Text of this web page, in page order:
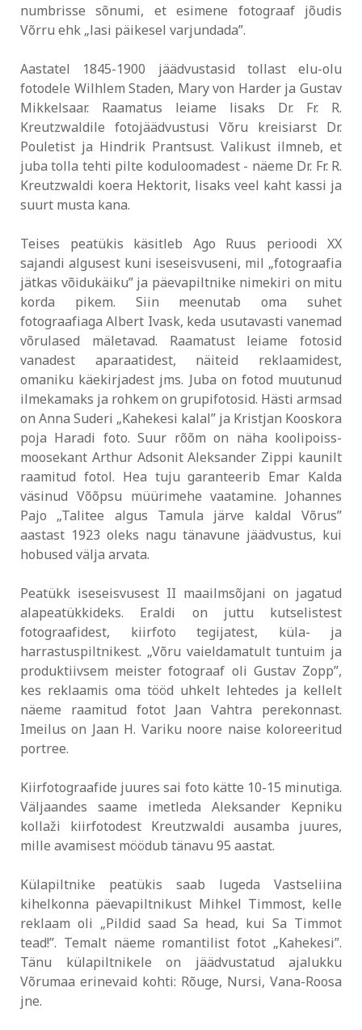
numbrisse sõnumi, et esimene fotograaf jõudis
Võrru ehk „lasi päikesel varjundada”.
Aastatel 1845-1900 jäädvustasid tollast elu-olu
fotodele Wilhlem Staden, Mary von Harder ja Gustav
Mikkelsaar. Raamatus leiame lisaks Dr. Fr. R.
Kreutzwaldile fotojäädvustusi Võru kreisiarst Dr.
Pouletist ja Hindrik Prantsust. Valikust ilmneb, et
juba tolla tehti pilte koduloomadest - näeme Dr. Fr. R.
Kreutzwaldi koera Hektorit, lisaks veel kaht kassi ja
suurt musta kana.
Teises peatükis käsitleb Ago Ruus perioodi XX
sajandi algusest kuni iseseisvuseni, mil „fotograafia
jätkas võidukäiku” ja päevapiltnike nimekiri on mitu
korda pikem. Siin meenutab oma suhet
fotograafiaga Albert Ivask, keda usutavasti vanemad
võrulased mäletavad. Raamatust leiame fotosid
vanadest aparaatidest, näiteid reklaamidest,
omaniku käekirjadest jms. Juba on fotod muutunud
ilmekamaks ja rohkem on grupifotosid. Hästi armsad
on Anna Suderi „Kahekesi kalal” ja Kristjan Kooskora
poja Haradi foto. Suur rõõm on näha koolipoiss-
moosekant Arthur Adsonit Aleksander Zippi kaunilt
raamitud fotol. Hea tuju garanteerib Emar Kalda
väsinud Võõpsu müürimehe vaatamine. Johannes
Pajo „Talitee algus Tamula järve kaldal Võrus”
aastast 1923 oleks nagu tänavune jäädvustus, kui
hobused välja arvata.
Peatükk iseseisvusest II maailmsõjani on jagatud
alapeatükkideks. Eraldi on juttu kutselistest
fotograafidest, kiirfoto tegijatest, küla- ja
harrastuspiltnikest. „Võru vaieldamatult tuntuim ja
produktiivsem meister fotograaf oli Gustav Zopp”,
kes reklaamis oma tööd uhkelt lehtedes ja kellelt
näeme raamitud fotot Jaan Vahtra perekonnast.
Imeilus on Jaan H. Variku noore naise koloreeritud
portree.
Kiirfotograafide juures sai foto kätte 10-15 minutiga.
Väljaandes saame imetleda Aleksander Kepniku
kollaži kiirfotodest Kreutzwaldi ausamba juures,
mille avamisest möödub tänavu 95 aastat.
Külapiltnike peatükis saab lugeda Vastseliina
kihelkonna päevapiltnikust Mihkel Timmost, kelle
reklaam oli „Pildid saad Sa head, kui Sa Timmot
tead!”. Temalt näeme romantilist fotot „Kahekesi”.
Tänu külapiltnikele on jäädvustatud ajalukku
Võrumaa erinevaid kohti: Rõuge, Nursi, Vana-Roosa
jne.